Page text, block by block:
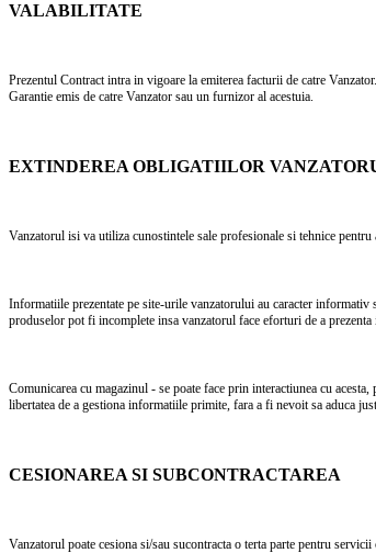
VALABILITATE
Prezentul Contract intra in vigoare la emiterea facturii de catre
Garantie emis de catre Vanzator sau un furnizor al acestuia.
EXTINDEREA OBLIGATIILOR
Vanzatorul isi va utiliza cunostintele sale profesionale si tehnice
Informatiile prezentate pe site-urile vanzatorului au caracter
produselor pot fi incomplete insa vanzatorul face eforturi de a
Comunicarea cu magazinul - se poate face prin interactiunea cu
libertatea de a gestiona informatiile primite, fara a fi nevoit sa aduca
CESIONAREA SI SUBCONTRACTAREA
Vanzatorul poate cesiona si/sau sucontracta o terta parte pentru